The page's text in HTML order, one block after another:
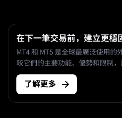
在下一筆交易前，建立更穩
MT4 和 MT5 是全球最廣泛使用的
較它們的主要功能、優勢和限制，
了解更多